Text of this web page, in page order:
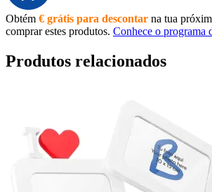
Obtém € grátis para descontar na tua
comprar estes produtos. Conhece o programa
Produtos relacionados